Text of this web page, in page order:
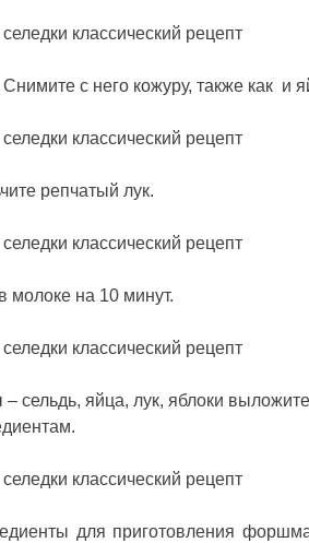
с него кожуру, также как и
репчатый лук.
молоке на 10 минут.
– сельдь, яйца, лук, яблоки
для приготовления